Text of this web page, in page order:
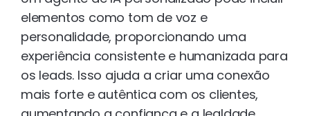
elementos como tom de voz e
personalidade, proporcionando uma
experiência consistente e humanizada para
os leads. Isso ajuda a criar uma conexão
mais forte e autêntica com os clientes,